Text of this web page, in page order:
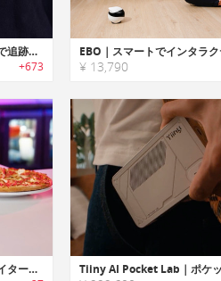
OBSBOT Tail｜動きを自動で追跡・録画・キャプチャする自動ディレクターAIカメラ「オブズボットテイル」
+673 ¥ 13,790
Trexo Wheels Go｜クリエイター向けAI搭載の撮影特化型スマホリグ